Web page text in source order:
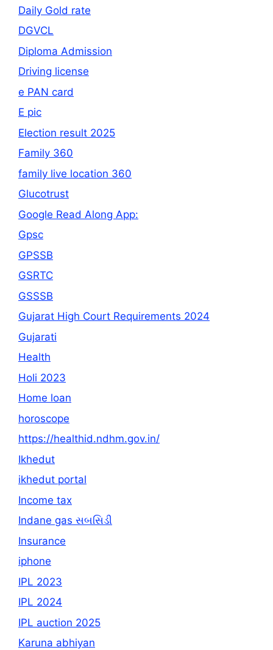
Daily Gold rate
DGVCL
Diploma Admission
Driving license
e PAN card
E pic
Election result 2025
Family 360
family live location 360
Glucotrust
Google Read Along App:
Gpsc
GPSSB
GSRTC
GSSSB
Gujarat High Court Requirements 2024
Gujarati
Health
Holi 2023
Home loan
horoscope
https://healthid.ndhm.gov.in/
Ikhedut
ikhedut portal
Income tax
Indane gas સબસિડી
Insurance
iphone
IPL 2023
IPL 2024
IPL auction 2025
Karuna abhiyan